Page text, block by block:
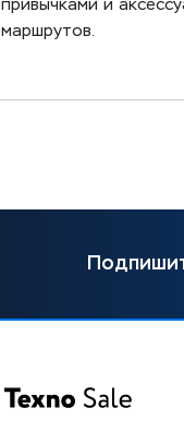
привычками и
маршрутов.